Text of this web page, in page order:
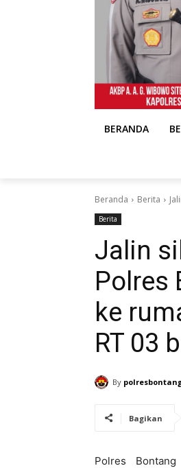
BERANDA
Beranda Berita
Berita
Jalin
Polres
ke
RT 03
By
Bagikan
Polres